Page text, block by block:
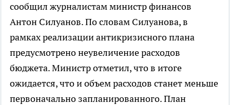
сообщил журналистам министр финансов
Антон Силуанов. По словам Силуанова, в
рамках реализации антикризисного плана
предусмотрено неувеличение расходов
бюджета. Министр отметил, что в итоге
ожидается, что и объем расходов станет меньше
первоначально запланированного. План